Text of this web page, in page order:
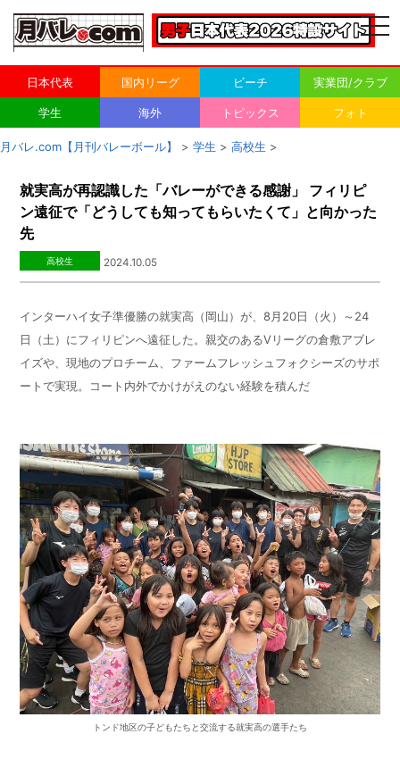
日本代表 国内リーグ ビーチ 実業団/クラブ
学生 海外 トピックス フォト
月バレ.com【月刊バレーボール】 > 学生 > 高校生 >
就実高が再認識した「バレーができる感謝」 フィリピ
ン遠征で「どうしても知ってもらいたくて」と向かった
先
高校生 2024.10.05
インターハイ女子準優勝の就実高（岡山）が、8月20日（火）～24
日（土）にフィリピンへ遠征した。親交のあるVリーグの倉敷アブレ
イズや、現地のプロチーム、ファームフレッシュフォクシーズのサポ
ートで実現。コート内外でかけがえのない経験を積んだ
トンド地区の子どもたちと交流する就実高の選手たち